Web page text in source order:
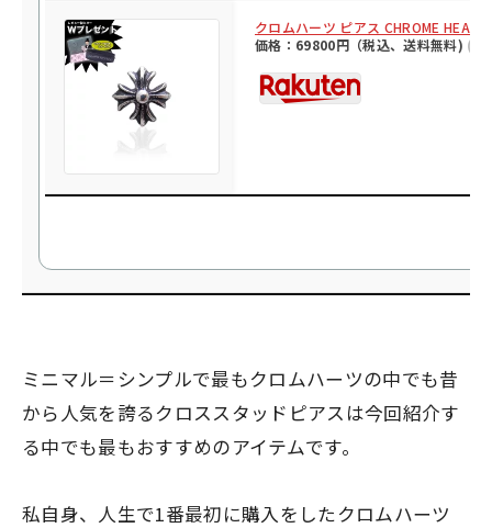
クロムハーツ ピアス CHROME
価格：69800円（税込、送料無料)
ミニマル＝シンプルで最もクロムハーツの中でも昔
から人気を誇るクロススタッドピアスは今回紹介す
る中でも最もおすすめのアイテムです。
私自身、人生で1番最初に購入をしたクロムハーツ